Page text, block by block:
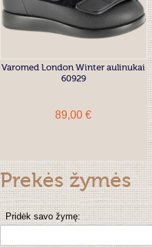
Varomed London Winter aulinukai
60929
89,00 €
Prekės žymės
Pridėk savo žymę: